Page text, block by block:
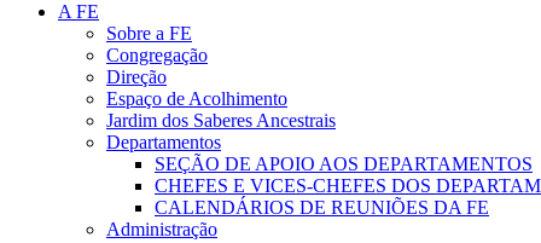
A FE
Sobre a FE
Congregação
Direção
Espaço de Acolhimento
Jardim dos Saberes Ancestrais
Departamentos
SEÇÃO DE APOIO AOS DEPARTAMENTOS
CHEFES E VICES-CHEFES DOS
CALENDÁRIOS DE REUNIÕES DA FE
Administração